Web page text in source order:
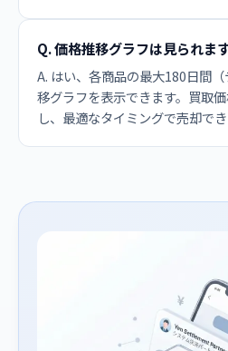
Q. 価格推移グラフは見られま
A. はい、各商品の最大180日間
移グラフを表示できます。買取
し、最適なタイミングで売却でき